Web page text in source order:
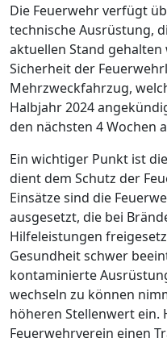
Die Feuerwehr verfügt
technische Ausrüstung,
aktuellen Stand
Sicherheit der
Mehrzweckfahrzug,
Halbjahr 2024
den nächsten 4 Wochen
Ein wichtiger Punkt ist
dient dem Schutz der
Einsätze sind die
ausgesetzt, die bei
Hilfeleistungen
Gesundheit schwer
kontaminierte
wechseln zu können
höheren Stellenwert ein.
Feuerwehrverein einen